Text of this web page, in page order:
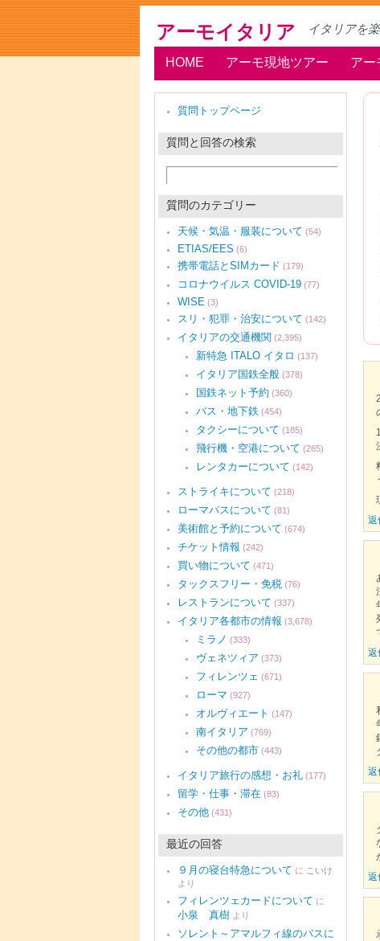
アーモイタリア イタリアを
HOME アーモ現地ツアー アー
返
返
返
返
質問トップページ
質問と回答の検索
質問のカテゴリー
天候・気温・服装について (54)
ETIAS/EES (6)
携帯電話とSIMカード (179)
コロナウイルス COVID-19 (77)
WISE (3)
スリ・犯罪・治安について (142)
イタリアの交通機関 (2,395)
新特急 ITALO イタロ (137)
イタリア国鉄全般 (378)
国鉄ネット予約 (360)
バス・地下鉄 (454)
タクシーについて (185)
飛行機・空港について (265)
レンタカーについて (142)
ストライキについて (218)
ローマパスについて (81)
美術館と予約について (674)
チケット情報 (242)
買い物について (471)
タックスフリー・免税 (76)
レストランについて (337)
イタリア各都市の情報 (3,678)
ミラノ (333)
ヴェネツィア (373)
フィレンツェ (671)
ローマ (927)
オルヴィエート (147)
南イタリア (769)
その他の都市 (443)
イタリア旅行の感想・お礼 (177)
留学・仕事・滞在 (83)
その他 (431)
最近の回答
９月の寝台特急について に こいけ
より
フィレンツェカードについて に
小泉 真樹 より
ソレント～アマルフィ線のバスに